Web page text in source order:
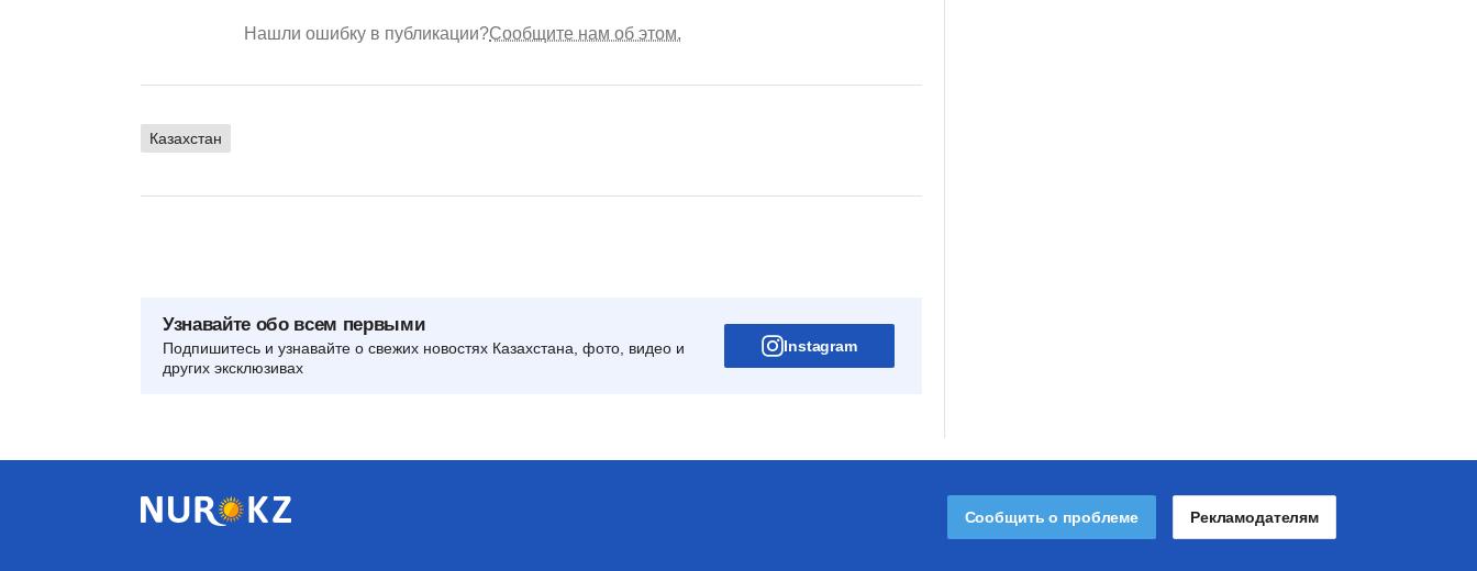
Нашли ошибку в публикации?Сообщите нам об этом.
Казахстан
Узнавайте обо всем первыми
Подпишитесь и узнавайте о свежих новостях Казахстана, фото, видео и
других эксклюзивах
Instagram
Сообщить о проблеме Рекламодателям